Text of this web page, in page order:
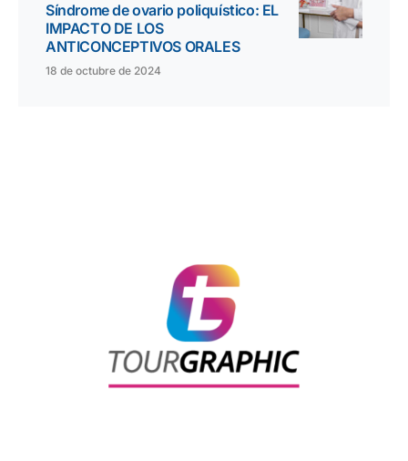
Síndrome de ovario poliquístico: EL
IMPACTO DE LOS
ANTICONCEPTIVOS ORALES
18 de octubre de 2024